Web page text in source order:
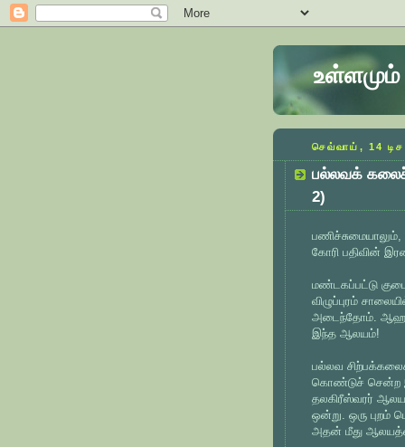
உள்ளமும்
செவ்வாய், 14
பல்லவக்
2)
கோரி பதிவின்
மண்டகப்பட்டு
விழுப்புரம்
அடைந்தோம். ஆஹா!
இந்த ஆலயம்!
பல்லவ
கொண்டுச் சென்ற
தலகிரீஸ்வரர்
ஒன்று. ஒரு புறம்
அதன் மீது